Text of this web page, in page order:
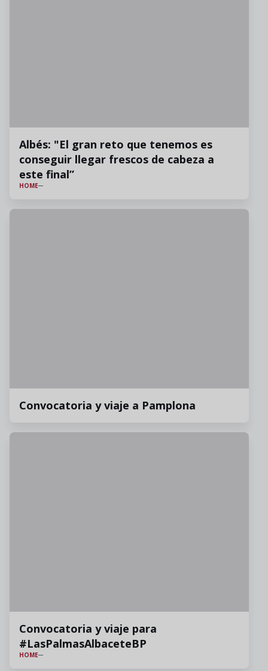
Albés: "El gran reto que tenemos es
conseguir llegar frescos de cabeza a
este final”
HOME
Convocatoria y viaje a Pamplona
Convocatoria y viaje para
#LasPalmasAlbaceteBP
HOME